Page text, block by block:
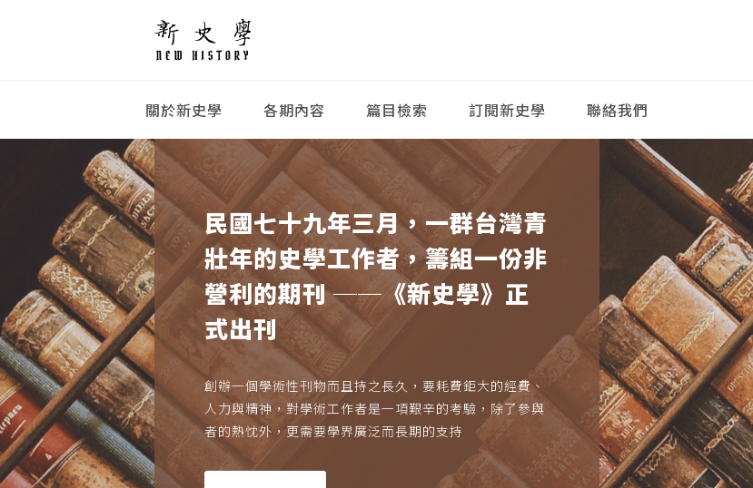
關於新史學 各期內容 篇目檢索 訂閱新史學 聯絡我們
民國七十九年三月，一群台灣青
壯年的史學工作者，籌組一份非
營利的期刊 ──《新史學》正
式出刊
創辦一個學術性刊物而且持之長久，要耗費鉅大的經費、
人力與精神，對學術工作者是一項艱辛的考驗，除了參與
者的熱忱外，更需要學界廣泛而長期的支持